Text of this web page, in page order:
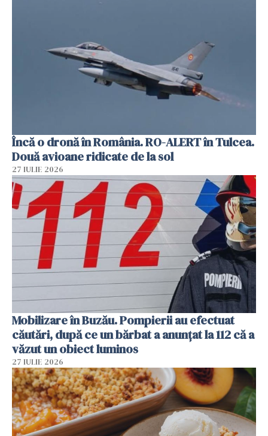
Încă o dronă în România. RO-ALERT în Tulcea.
Două avioane ridicate de la sol
27 IULIE 2026
Mobilizare în Buzău. Pompierii au efectuat
căutări, după ce un bărbat a anunțat la 112 că a
văzut un obiect luminos
27 IULIE 2026